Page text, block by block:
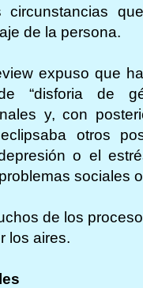
circunstancias
de la persona.
expuso que
“disforia de
y, con
otros
o el
sociales
de los
los aires.